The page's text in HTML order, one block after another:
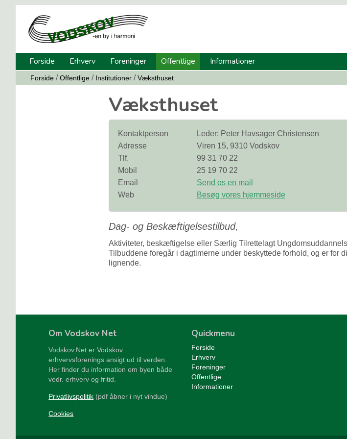
Forside Erhverv Foreninger Offentlige Informationer
Forside / Offentlige / Institutioner / Væksthuset
Væksthuset
Kontaktperson
Leder: Peter Havsager Christensen
Adresse
Viren 15, 9310 Vodskov
Tlf.
99 31 70 22
Mobil
25 19 70 22
Email
Send os en mail
Web
Besøg vores hjemmeside
Dag- og Beskæftigelsestilbud,
Aktiviteter, beskæftigelse eller Særlig Tilrettelagt
Tilbuddene foregår i dagtimerne under beskyttede forhold, og er for
lignende.
Om Vodskov Net
Vodskov.Net er Vodskov
erhvervsforenings ansigt ud til verden.
Her finder du information om byen både
vedr. erhverv og fritid.
Privatlivspolitik (pdf åbner i nyt vindue)
Cookies
Quickmenu
Forside
Erhverv
Foreninger
Offentlige
Informationer